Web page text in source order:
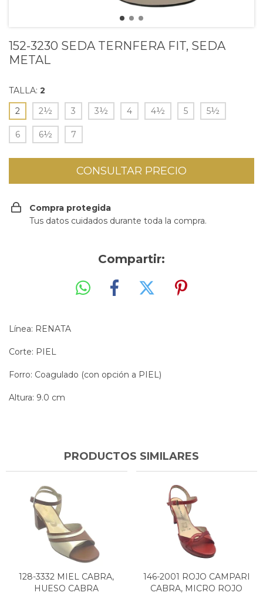
152-3230 SEDA TERNFERA FIT, SEDA
METAL
TALLA: 2
2
2½ 3 3½ 4 4½ 5 5½
6 6½ 7
Compra protegida
Tus datos cuidados durante toda la compra.
Compartir:
Línea: RENATA
Corte: PIEL
Forro: Coagulado (con opción a PIEL)
Altura: 9.0 cm
PRODUCTOS SIMILARES
128-3332 MIEL CABRA,
HUESO CABRA
146-2001 ROJO CAMPARI
CABRA, MICRO ROJO